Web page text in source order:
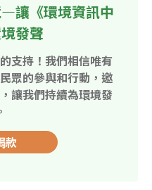
讓《環境資訊中
發聲
支持！我們相信唯有
眾的參與和行動，邀
讓我們持續為環境發
款